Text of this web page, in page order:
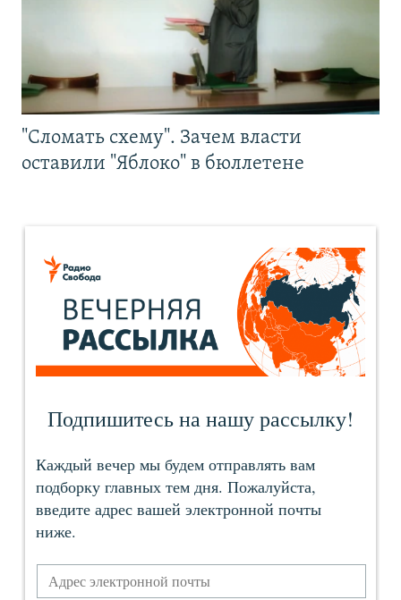
"Сломать схему". Зачем власти
оставили "Яблоко" в бюллетене